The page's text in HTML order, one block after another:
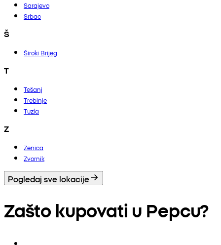
Sarajevo
Srbac
Š
Široki Brijeg
T
Tešanj
Trebinje
Tuzla
Z
Zenica
Zvornik
Pogledaj sve lokacije
Zašto kupovati u Pepcu?